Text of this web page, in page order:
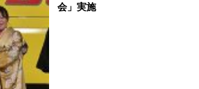
会」実施